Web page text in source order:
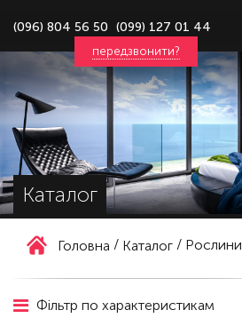
(096) 804 56 50 (099) 127 01 44
передзвонити?
Каталог
Головна / Каталог / Рослини
Фільтр по характеристикам